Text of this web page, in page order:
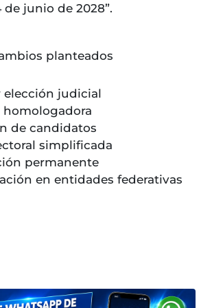
junio de 2028”.
planteados
elección judicial
homologadora
de candidatos
simplificada
permanente
en entidades federativas